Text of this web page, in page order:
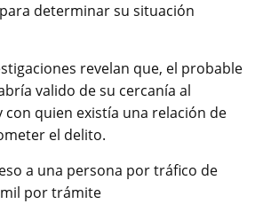
determinar su situación
revelan que, el probable
valido de su cercanía al
quien existía una relación de
el delito.
a una persona por tráfico de
mil por trámite